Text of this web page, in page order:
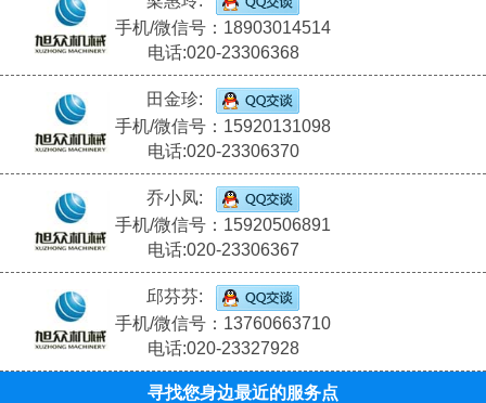
手机/微信号：18903014514
电话:020-23306368
田金珍:
手机/微信号：15920131098
电话:020-23306370
乔小凤:
手机/微信号：15920506891
电话:020-23306367
邱芬芬:
手机/微信号：13760663710
电话:020-23327928
寻找您身边最近的服务点